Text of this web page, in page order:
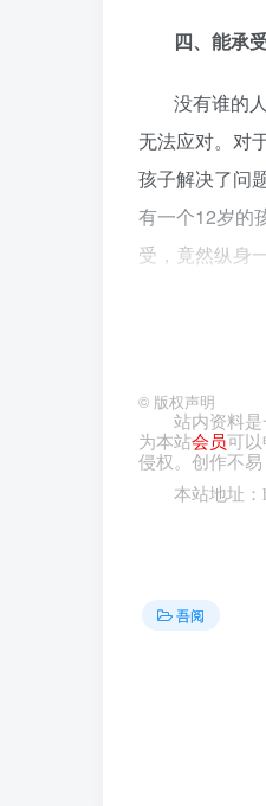
四、能承
没有谁的
无法应对。对
孩子解决了问
有一个12岁的
受，竟然纵身
负面情绪，
五、能独
弗兰克·克
能够接受的
孩子独立去
挑战其它。
© 版权声明
站内资料
为本站会员可以
侵权。创作不易
本站地址：
吾阅